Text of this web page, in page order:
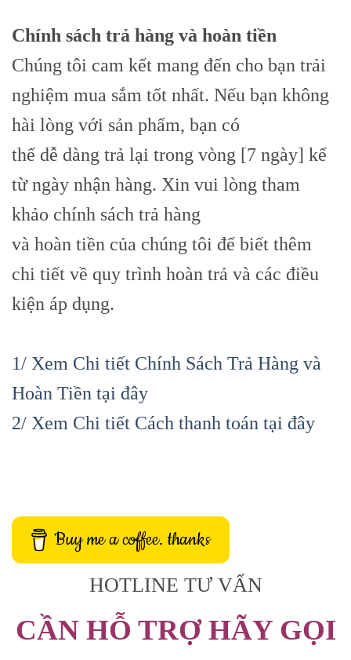
Chính sách trả hàng và hoàn tiền
Chúng tôi cam kết mang đến cho bạn trải
nghiệm mua sắm tốt nhất. Nếu bạn không
hài lòng với sản phẩm, bạn có
thể dễ dàng trả lại trong vòng [7 ngày] kể
từ ngày nhận hàng. Xin vui lòng tham
khảo chính sách trả hàng
và hoàn tiền của chúng tôi để biết thêm
chi tiết về quy trình hoàn trả và các điều
kiện áp dụng.
1/ Xem Chi tiết Chính Sách Trả Hàng và
Hoàn Tiền tại đây
2/ Xem Chi tiết Cách thanh toán tại đây
Buy me a coffee. thanks
HOTLINE TƯ VẤN
CẦN HỖ TRỢ HÃY GỌI